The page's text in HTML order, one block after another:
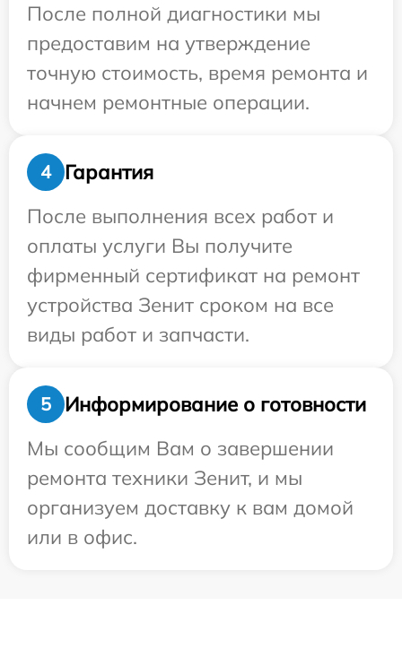
После полной диагностики мы
предоставим на утверждение
точную стоимость, время ремонта и
начнем ремонтные операции.
4
Гарантия
После выполнения всех работ и
оплаты услуги Вы получите
фирменный сертификат на ремонт
устройства Зенит сроком на все
виды работ и запчасти.
5
Информирование о готовности
Мы сообщим Вам о завершении
ремонта техники Зенит, и мы
организуем доставку к вам домой
или в офис.